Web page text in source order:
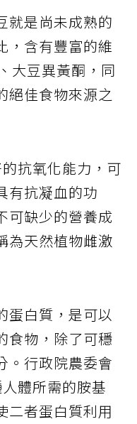
就是尚未成熟的
，含有豐富的維
大豆異黃酮，同
絕佳食物來源之
抗氧化能力，可
有抗凝血的功
可缺少的營養成
為天然植物雌激
蛋白質，是可以
食物，除了可穩
。行政院農委會
體所需的胺基
二者蛋白質利用